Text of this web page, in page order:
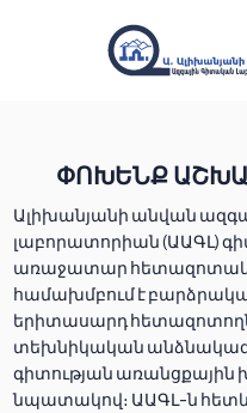
ՓՈԽԵՆՔ
Ալիխանյանի անվան
լաբորատորիան (ԱԱԳԼ)
առաջատար
համախմբում է
երիտասարդ
տեխնիկական
գիտության առանցքային
նպատակով։ ԱԱԳԼ-ն